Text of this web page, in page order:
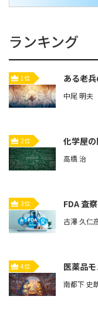
ランキング
1位 ある老兵
中尾 明夫
2位 化学屋の
高橋 治
3位 FDA 査
古澤 久仁
4位 医薬品
南都下 史